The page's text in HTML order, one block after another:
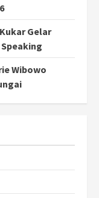
Gelar
Wibowo